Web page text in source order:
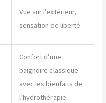
Vue sur l’extérieur,
sensation de liberté
Confort d’une
baignoire classique
avec les bienfaits de
l’hydrothérapie